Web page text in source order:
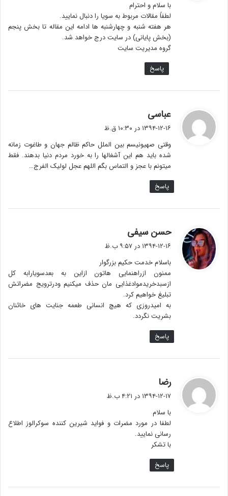
با سلام و احترام
لطفاً مقالات مربوط به سویا را دنبال نمایید.
هر هفته شنبه و چهارشنبه ها ادامه این مقاله تا بخش پنجم
(بخش پایانی) در سایت درج خواهد شد.
گروه مدیریت سایت
پاسخ
عباسی
ف
:
۱۳۹۴-۱۲-۱۶ در ۱۰:۳۰ ق.ظ
وقتی صهیونیسم بین الملل حاکم ظالم جهان و طاغوت زمانه
شده باید هم این آشغالها را به خورد مردم دنیا بدهند. فقط
میتونم با عجز و التماس بگم اللهم عجل لولیک الفرج…
پاسخ
حسن سیفی
ف
:
۱۳۹۴-۱۲-۱۶ در ۹:۵۷ ب.ظ
باسلام خدمت حکیم بزرگوار
ممنون ازراهنمایی هاتون ازاین به بعدسویارابه کل
ازسبدخریدموادغذایی مان حذف میکنیم ودرترویج مضراتش
تبلیغ خواهیم کرد.
به امیدروزی که هیچ انسانی طعمه جنایت های خائنان
بشریت نگردد.
پاسخ
رضا
ف
:
۱۳۹۴-۱۲-۱۷ در ۴:۲۱ ب.ظ
با سلام
لطفا در مورد مضرات و فواید شیرین کننده سوکرالوز اطلاع
رسانی نمایید.
با تشکر
پاسخ